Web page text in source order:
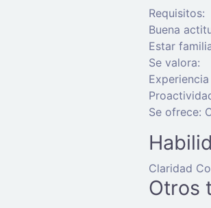
Requisitos:
Buena
Estar
Se valora:
Se ofrece:
Claridad
Otros